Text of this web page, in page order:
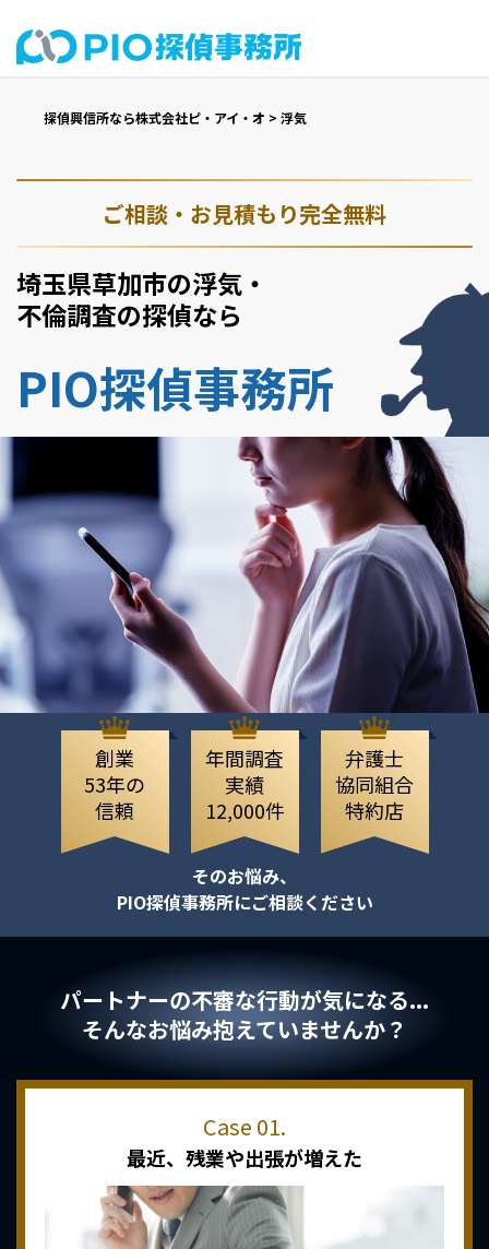
探偵興信所なら株式会社ピ・アイ・オ > 浮気
ご相談・お見積もり完全無料
埼玉県草加市の浮気・
不倫調査の探偵なら
PIO探偵事務所
創業
53年の
信頼
年間調査
実績
12,000件
弁護士
協同組合
特約店
そのお悩み、
PIO探偵事務所にご相談ください
パートナーの不審な行動が気になる...
そんなお悩み抱えていませんか？
最近、 残業や出張が増えた